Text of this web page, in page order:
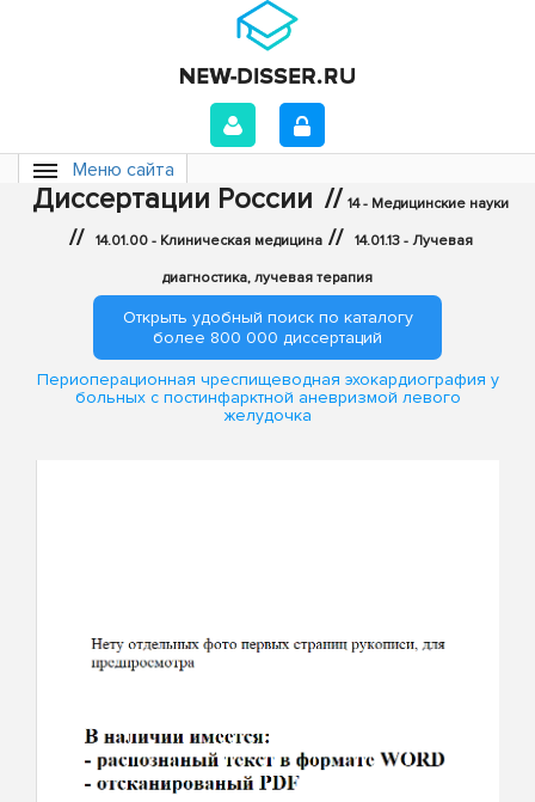
Меню сайта
Диссертации России // 14 - Медицинские науки
// 14.01.00 - Клиническая медицина // 14.01.13 - Лучевая
диагностика, лучевая терапия
Открыть удобный поиск по каталогу
более 800 000 диссертаций
Периоперационная чреспищеводная эхокардиография у
больных с постинфарктной аневризмой левого
желудочка